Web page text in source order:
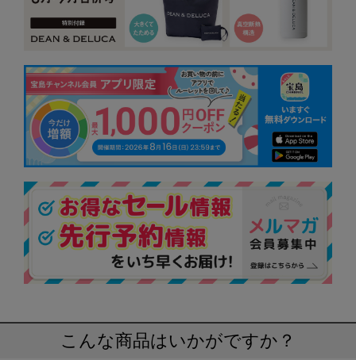
こんな商品はいかがですか？